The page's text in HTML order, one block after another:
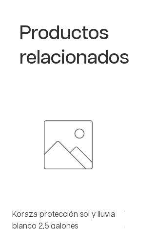
Productos
relacionados
Koraza protección sol y lluvia
blanco 2,5 galones